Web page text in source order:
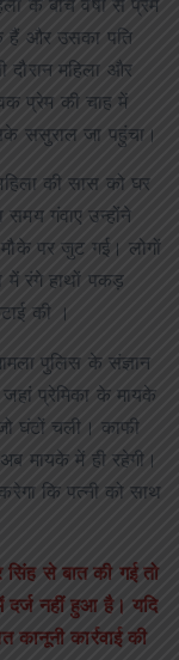
क बीच वर्षों से प्रेम
हैं और उसका पति
महिला और
प्रेम की चाह में
ससुराल जा पहुंचा।
की सास को घर
गंवाए उन्होंने
पर जुट गई। लोगों
में रंगे हाथों पकड़
की ।
पुलिस के संज्ञान
प्रेमिका के मायके
घंटों चली। काफी
मायके में ही रहेगी।
कि पत्नी को साथ
सिंह से बात की गई तो
दर्ज नहीं हुआ है। यदि
कार्रवाई की